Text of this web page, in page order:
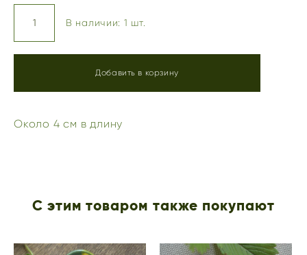
В наличии: 1 шт.
Добавить в корзину
Около 4 см в длину
С этим товаром также покупают